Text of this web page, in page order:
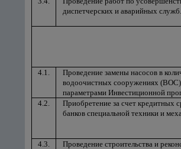
диспетчерских и аварийных служб.
4.1.
Проведение замены насосов в
водоочистных сооружениях (ВОС)
параметрами Инвестиционной
4.2.
Приобретение за счет кредитных
банков специальной техники и
4.3.
Проведение строительства и